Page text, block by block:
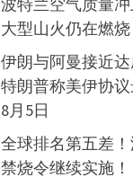
大型山火仍在燃烧
伊朗与阿曼接近
特朗普称美伊协
8月5日
全球排名第五差
禁烧令继续实施！